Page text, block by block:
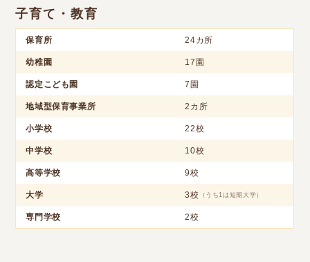
子育て・教育
保育所 24カ所
幼稚園 17園
認定こども園 7園
地域型保育事業所 2カ所
小学校 22校
中学校 10校
高等学校 9校
大学 3校 （うち1は短期大学）
専門学校 2校